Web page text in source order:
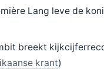
Lang leve de
breekt
krant)